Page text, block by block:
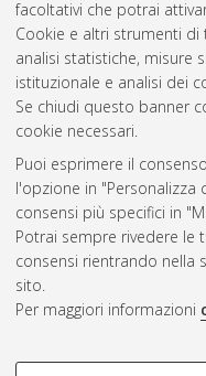
facoltativi che potrai
Cookie e altri strumenti
analisi statistiche, misure
istituzionale e analisi dei
Se chiudi questo banner
cookie necessari.
Puoi esprimere il
l'opzione in "Personalizza
consensi più specifici in
Potrai sempre rivedere le
consensi rientrando nella
sito.
Per maggiori informazioni
COOKIE DI
Questa lista e'
Atom
Rss 1.0
Rss 2.0
ISSN: 2038-7946
Impostazioni Cookie